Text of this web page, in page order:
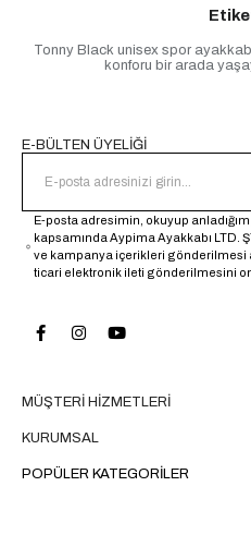
Tonny Black unisex spor
konforu bir arada
MÜŞTERİ HİZMETLERİ
KURUMSAL
POPÜLER KATEGORİLER
E-BÜLTEN ÜYELİĞİ
E-posta adresimin, okuyup anladığım
kapsamında Aypima Ayakkabı LTD.
ve kampanya içerikleri gönderilmesi
ticari elektronik ileti gönderilmesini